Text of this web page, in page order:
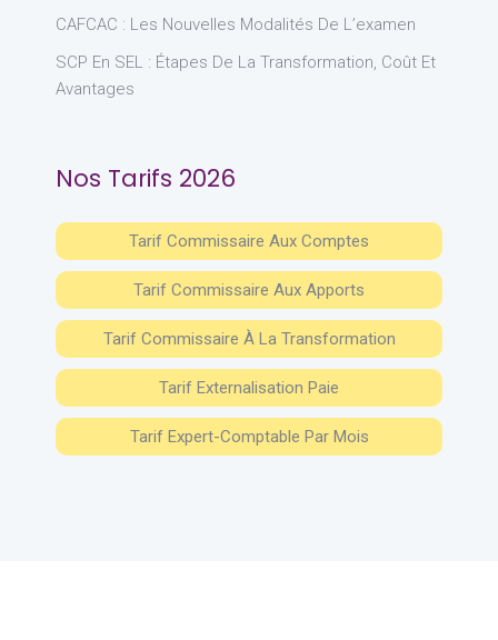
CAFCAC : Les Nouvelles Modalités De L’examen
SCP En SEL : Étapes De La Transformation, Coût Et
Avantages
Nos Tarifs 2026
Tarif Commissaire Aux Comptes
Tarif Commissaire Aux Apports
Tarif Commissaire À La Transformation
Tarif Externalisation Paie
Tarif Expert-Comptable Par Mois